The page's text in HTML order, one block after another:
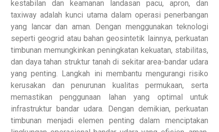
kestabilan dan keamanan landasan pacu, apron, dan
taxiway adalah kunci utama dalam operasi penerbangan
yang lancar dan aman. Dengan menggunakan teknologi
seperti geogrid atau bahan geosintetik lainnya, perkuatan
timbunan memungkinkan peningkatan kekuatan, stabilitas,
dan daya tahan struktur tanah di sekitar area-bandar udara
yang penting. Langkah ini membantu mengurangi risiko
kerusakan dan penurunan kualitas permukaan, serta
memastikan penggunaan lahan yang optimal untuk
infrastruktur bandar udara. Dengan demikian, perkuatan
timbunan menjadi elemen penting dalam menciptakan